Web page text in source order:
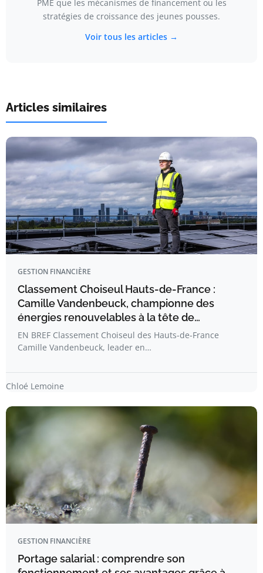
PME que les mécanismes de financement ou les
stratégies de croissance des jeunes pousses.
Voir tous les articles →
Articles similaires
GESTION FINANCIÈRE
Classement Choiseul Hauts-de-France :
Camille Vandenbeuck, championne des
énergies renouvelables à la tête de…
EN BREF Classement Choiseul des Hauts-de-France
Camille Vandenbeuck, leader en…
Chloé Lemoine
GESTION FINANCIÈRE
Portage salarial : comprendre son